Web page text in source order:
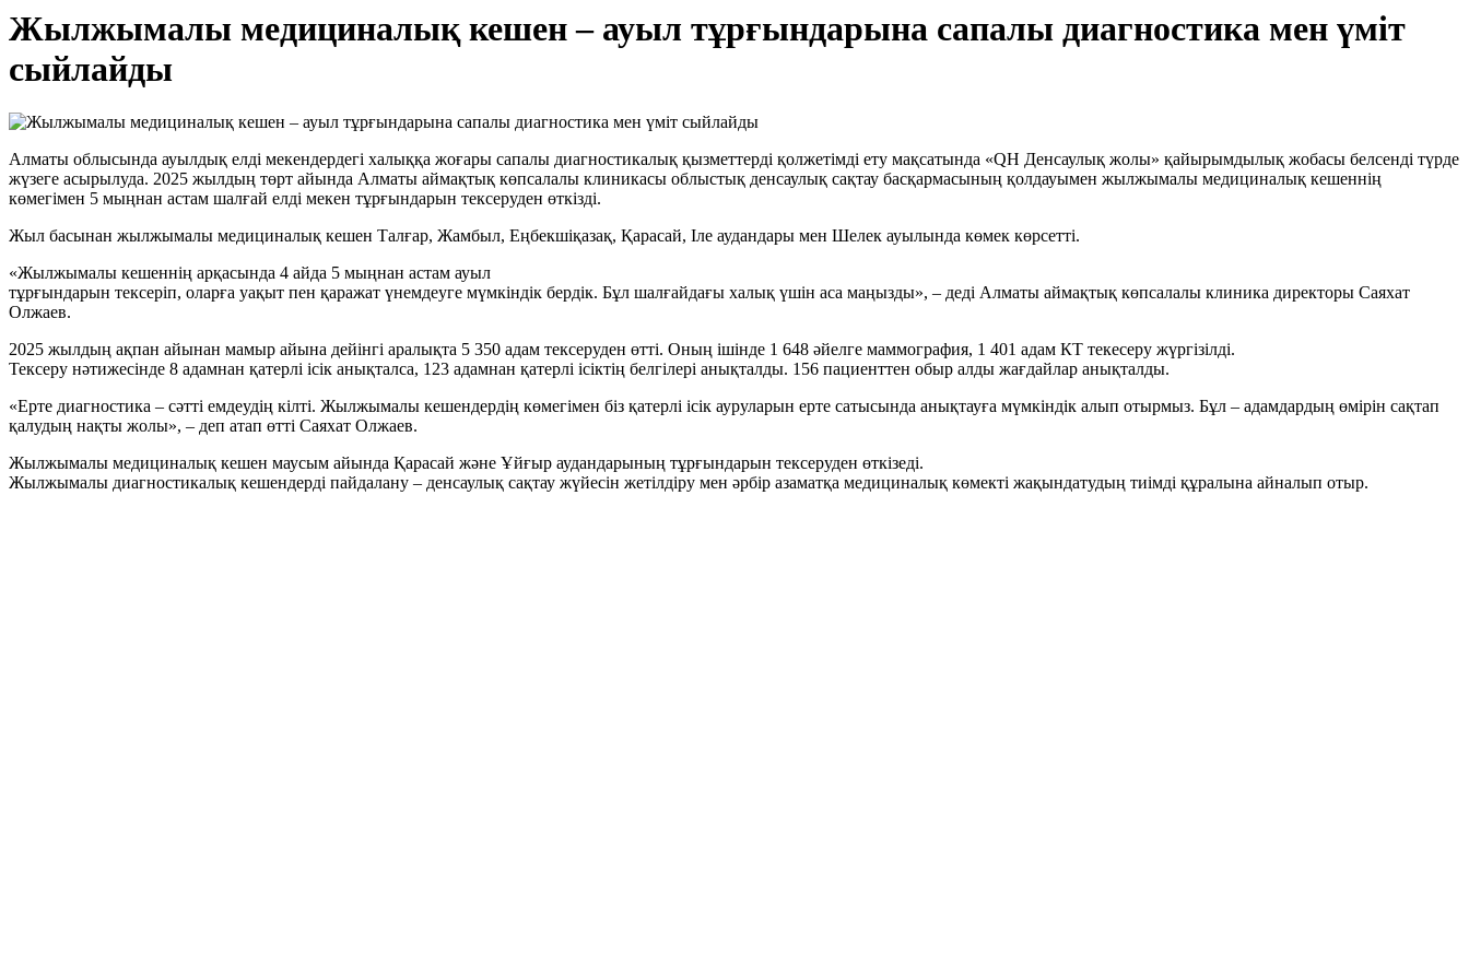
Жылжымалы медициналық кешен – ауыл тұрғындарына сапалы диагностика мен үміт
сыйлайды
Алматы облысында ауылдық елді мекендердегі халыққа жоғары сапалы диагностикалық қызметтерді қолжетімді ету мақсатында «QH Денсаулық жолы» қайырымдылық жобасы белсенді түрде
жүзеге асырылуда. 2025 жылдың төрт айында Алматы аймақтық көпсалалы клиникасы облыстық денсаулық сақтау басқармасының қолдауымен жылжымалы медициналық кешеннің
көмегімен 5 мыңнан астам шалғай елді мекен тұрғындарын тексеруден өткізді.
Жыл басынан жылжымалы медициналық кешен Талғар, Жамбыл, Еңбекшіқазақ, Қарасай, Іле аудандары мен Шелек ауылында көмек көрсетті.
«Жылжымалы кешеннің арқасында 4 айда 5 мыңнан астам ауыл
тұрғындарын тексеріп, оларға уақыт пен қаражат үнемдеуге мүмкіндік бердік. Бұл шалғайдағы халық үшін аса маңызды», – деді Алматы аймақтық көпсалалы клиника директоры Саяхат
Олжаев.
2025 жылдың ақпан айынан мамыр айына дейінгі аралықта 5 350 адам тексеруден өтті. Оның ішінде 1 648 әйелге маммография, 1 401 адам КТ текесеру жүргізілді.
Тексеру нәтижесінде 8 адамнан қатерлі ісік анықталса, 123 адамнан қатерлі ісіктің белгілері анықталды. 156 пациенттен обыр алды жағдайлар анықталды.
«Ерте диагностика – сәтті емдеудің кілті. Жылжымалы кешендердің көмегімен біз қатерлі ісік ауруларын ерте сатысында анықтауға мүмкіндік алып отырмыз. Бұл – адамдардың өмірін сақтап
қалудың нақты жолы», – деп атап өтті Саяхат Олжаев.
Жылжымалы медициналық кешен маусым айында Қарасай және Ұйғыр аудандарының тұрғындарын тексеруден өткізеді.
Жылжымалы диагностикалық кешендерді пайдалану – денсаулық сақтау жүйесін жетілдіру мен әрбір азаматқа медициналық көмекті жақындатудың тиімді құралына айналып отыр.